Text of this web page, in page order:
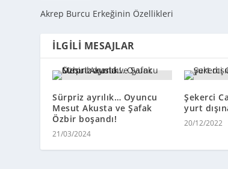
Akrep Burcu Erkeğinin Özellikleri
İLGILI MESAJLAR
Sürpriz ayrılık… Oyuncu
Mesut Akusta ve Şafak
Özbir boşandı!
21/03/2024
Şekerci
yurt
20/12/2022